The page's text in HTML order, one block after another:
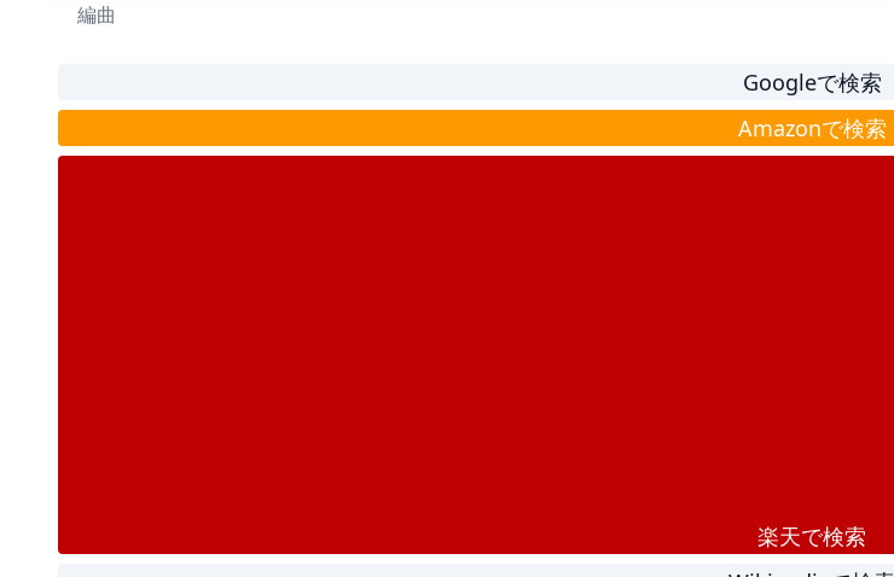
編曲
Googleで検索
Amazonで検索
楽天で検索